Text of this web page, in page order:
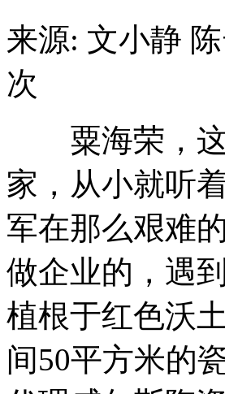
来源: 文小静
次
粟海荣，这
家，从小就听
军在那么艰难
做企业的，遇
植根于红色沃
间50平方米的